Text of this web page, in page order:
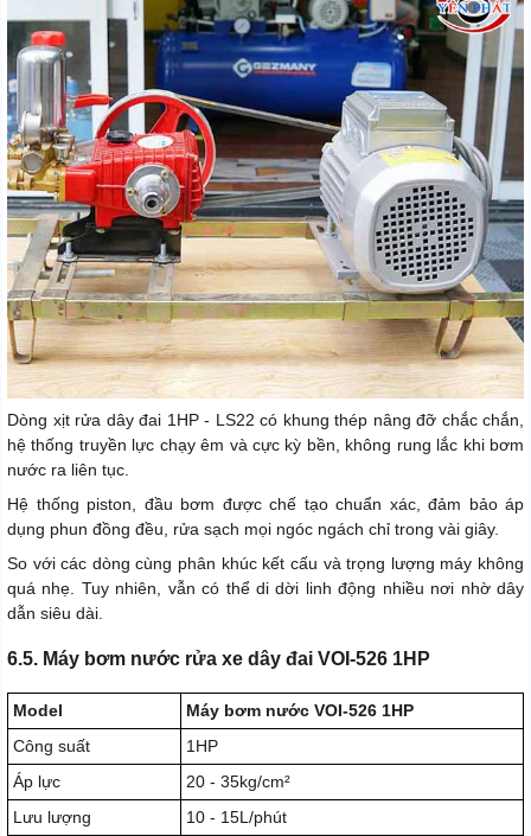
Dòng xịt rửa dây đai 1HP - LS22 có khung thép nâng đỡ chắc chắn,
hệ thống truyền lực chạy êm và cực kỳ bền, không rung lắc khi bơm
nước ra liên tục.
Hệ thống piston, đầu bơm được chế tạo chuẩn xác, đảm bảo áp
dụng phun đồng đều, rửa sạch mọi ngóc ngách chỉ trong vài giây.
So với các dòng cùng phân khúc kết cấu và trọng lượng máy không
quá nhẹ. Tuy nhiên, vẫn có thể di dời linh động nhiều nơi nhờ dây
dẫn siêu dài.
6.5. Máy bơm nước rửa xe dây đai VOI-526 1HP
Model
Máy bơm nước VOI-526 1HP
Công suất
1HP
Áp lực
20 - 35kg/cm²
Lưu lượng
10 - 15L/phút